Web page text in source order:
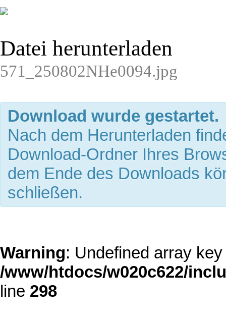
Datei herunterladen
571_250802NHe0094.jpg
Download wurde gestartet.
Nach dem Herunterladen
Download-Ordner Ihres
dem Ende des Downloads
schließen.
Warning: Undefined array
/www/htdocs/w020c622/
line 298